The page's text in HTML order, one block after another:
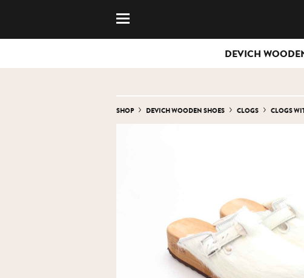
DEVICH
SHOP DEVICH WOODEN SHOES CLOGS CLOGS